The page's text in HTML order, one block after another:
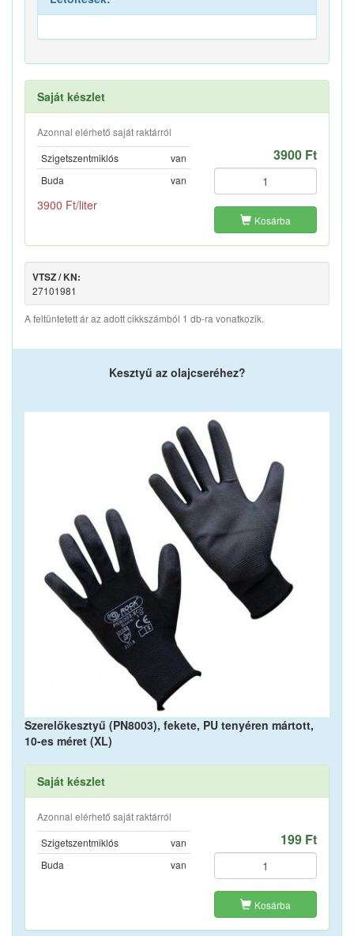
Saját készlet
Azonnal elérhető saját raktárról
Szigetszentmiklós
van
Buda
van
3900 Ft/liter
3900 Ft
Kosárba
VTSZ / KN:
27101981
A feltüntetett ár az adott cikkszámból 1 db-ra vonatkozik.
Kesztyű az olajcseréhez?
Szerelőkesztyű (PN8003), fekete, PU tenyéren mártott,
10-es méret (XL)
Saját készlet
Azonnal elérhető saját raktárról
Szigetszentmiklós
van
Buda
van
199 Ft
Kosárba